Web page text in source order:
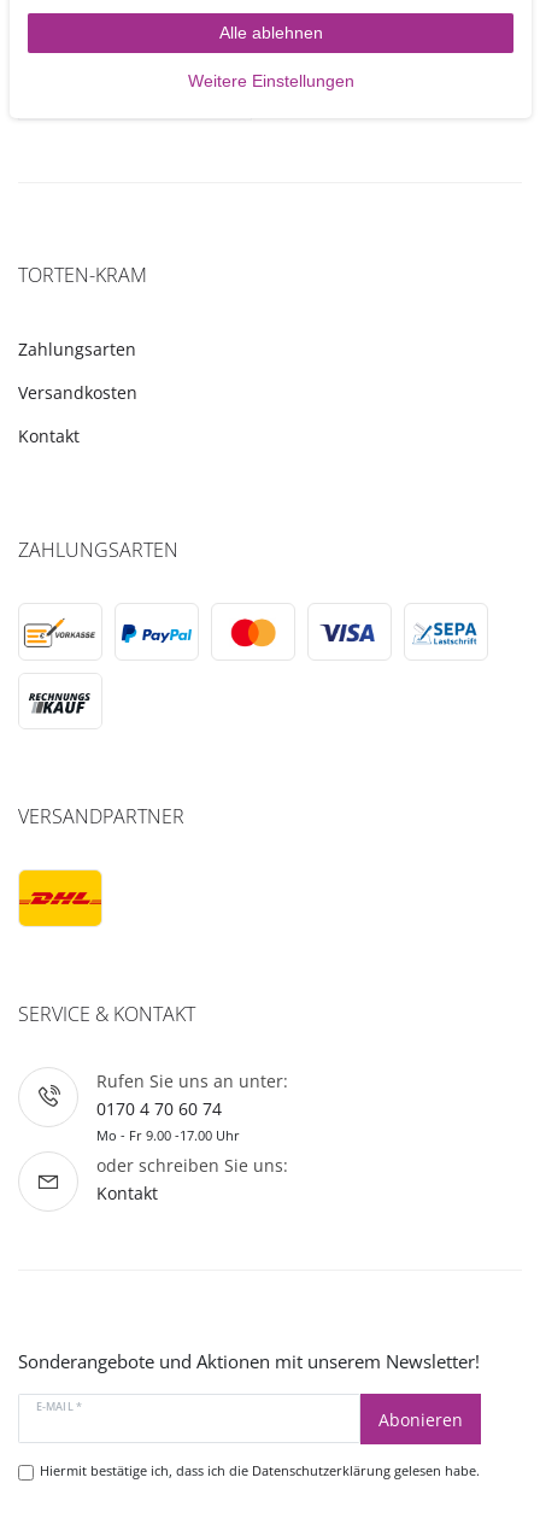
13,90 €
5 Stück
Artikel anzeigen
TORTEN-KRAM
Zahlungsarten
Versandkosten
Kontakt
ZAHLUNGSARTEN
VERSANDPARTNER
SERVICE & KONTAKT
Rufen Sie uns an unter:
0170 4 70 60 74
Mo - Fr 9.00 -17.00 Uhr
oder schreiben Sie uns:
Kontakt
Sonderangebote und Aktionen mit unserem Newsletter!
E-MAIL *
Abonieren
Hiermit bestätige ich, dass ich die Datenschutzerklärunggelesen habe.
Alle ablehnen
Weitere Einstellungen